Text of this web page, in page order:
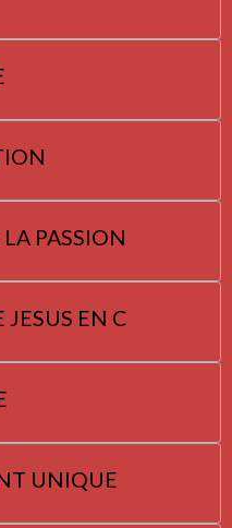
PASSION
JESUS EN C
UNIQUE